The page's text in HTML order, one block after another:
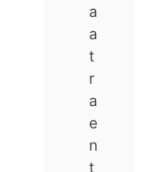
a
a
t
r
a
e
n
t